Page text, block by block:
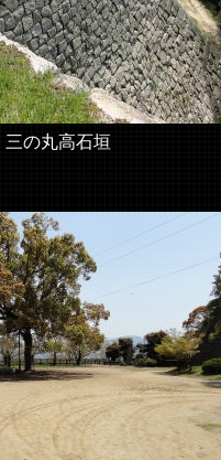
三の丸高石垣